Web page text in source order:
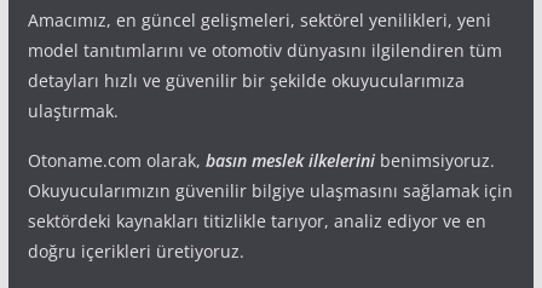
Amacımız, en güncel gelişmeleri, sektörel yenilikleri, yeni
model tanıtımlarını ve otomotiv dünyasını ilgilendiren tüm
detayları hızlı ve güvenilir bir şekilde okuyucularımıza
ulaştırmak.
Otoname.com olarak, basın meslek ilkelerinibenimsiyoruz.
Okuyucularımızın güvenilir bilgiye ulaşmasını sağlamak için
sektördeki kaynakları titizlikle tarıyor, analiz ediyor ve en
doğru içerikleri üretiyoruz.